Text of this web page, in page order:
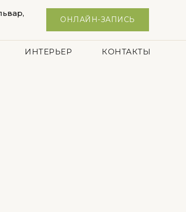
ИНТЕРЬЕР КОНТАКТЫ
ОНЛАЙН-ЗАПИСЬ